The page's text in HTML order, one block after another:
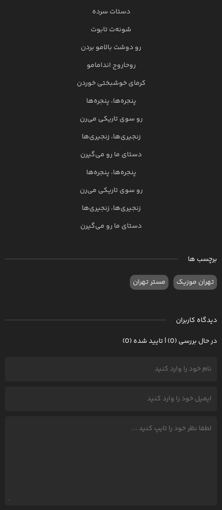
دستات سرده
شونه‌ت تابوت
رو دوشت بالامو بردن
روحاروح اندامامو
کرمای خوشبختی خوردن
پنجره‌ها، پنجره‌ها
رو سوی تاریکی می‌رن
زنجیری‌ها، زنجیری‌ها
دستای ما رو می‌گیرن
پنجره‌ها، پنجره‌ها
رو سوی تاریکی می‌رن
زنجیری‌ها، زنجیری‌ها
دستای ما رو می‌گیرن
برچسب ها
تهران موزیک مستر تهران
دیدگاه کاربران
در حال بررسی (0) | تایید شده (0)